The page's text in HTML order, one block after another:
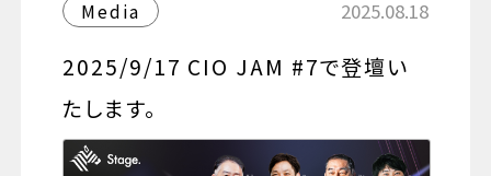
Media 2025.08.18
2025/9/17 CIO JAM #7で登壇い
たします。